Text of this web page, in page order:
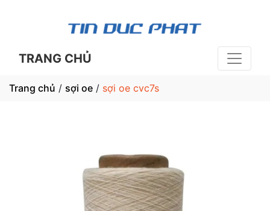
TRANG CHỦ
Trang chủ / sợi oe / sợi oe cvc7s